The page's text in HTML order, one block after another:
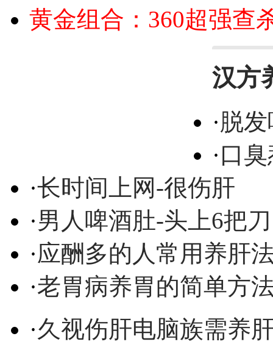
黄金组合：360超强查
汉方
·脱
·口
·长时间上网-很伤肝
·男人啤酒肚-头上6把刀
·应酬多的人常用养肝
·老胃病养胃的简单方
·久视伤肝电脑族需养